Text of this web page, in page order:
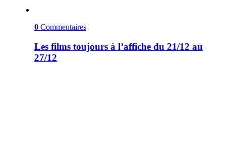
0 Commentaires
Les films toujours à l’affiche du 21/12 au
27/12